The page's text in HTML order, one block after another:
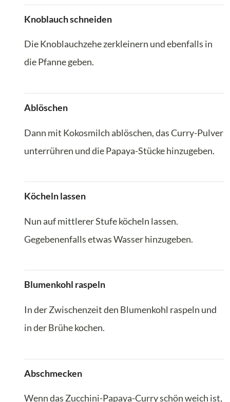
Knoblauch schneiden
Die Knoblauchzehe zerkleinern und ebenfalls in
die Pfanne geben.
Ablöschen
Dann mit Kokosmilch ablöschen, das Curry-Pulver
unterrühren und die Papaya-Stücke hinzugeben.
Köcheln lassen
Nun auf mittlerer Stufe köcheln lassen.
Gegebenenfalls etwas Wasser hinzugeben.
Blumenkohl raspeln
In der Zwischenzeit den Blumenkohl raspeln und
in der Brühe kochen.
Abschmecken
Wenn das Zucchini-Papaya-Curry schön weich ist,